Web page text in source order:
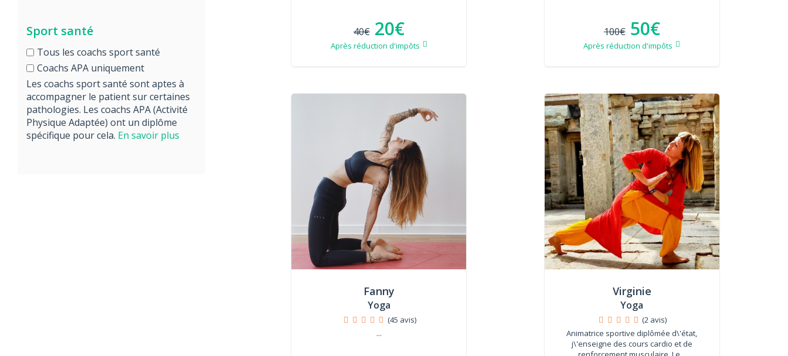
Sport santé
Tous les coachs sport santé
Coachs APA uniquement
Les coachs sport santé sont aptes à
accompagner le patient sur certaines
pathologies. Les coachs APA (Activité
Physique Adaptée) ont un diplôme
spécifique pour cela. En savoir plus
40€ 20€
Après réduction d'impôts
100€ 50€
Après réduction d'impôts
Fanny
Yoga
(45 avis)
...
Virginie
Yoga
(2 avis)
Animatrice sportive diplômée d\'état,
j\'enseigne des cours cardio et de